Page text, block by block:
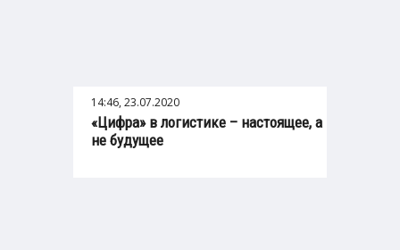
14:46, 23.07.2020
«Цифра» в логистике – настоящее, а
не будущее